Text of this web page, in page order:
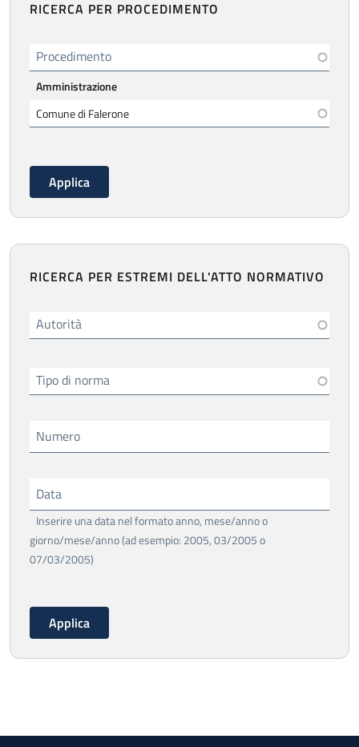
RICERCA PER PROCEDIMENTO
Procedimento
Amministrazione
RICERCA PER ESTREMI DELL'ATTO NORMATIVO
Autorità
Tipo di norma
Numero
Data
Inserire una data nel formato anno, mese/anno o
giorno/mese/anno (ad esempio: 2005, 03/2005 o
07/03/2005)